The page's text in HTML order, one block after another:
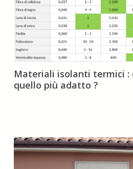
Materiali
isolanti
termici
più
adatto
?
Materiali isolanti termici :
quello più adatto ?